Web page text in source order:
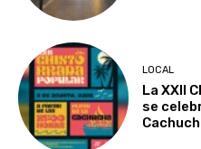
LOCAL
La XXII
se